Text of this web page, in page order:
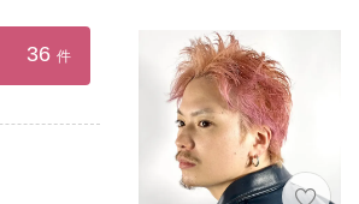
36 件